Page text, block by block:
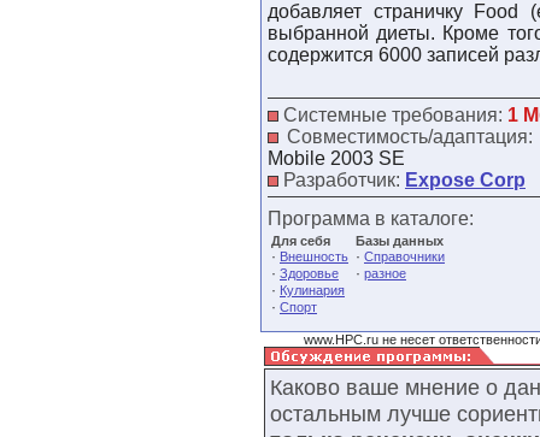
добавляет страничку Food
выбранной диеты. Кроме
содержится 6000 записей
Системные требования: 1
Совместимость/адаптация:
Mobile 2003 SE
Разработчик: Expose Corp
Программа в каталоге:
Для себя
· Внешность
· Здоровье
· Кулинария
· Спорт
Базы данных
· Справочники
· разное
www.HPC.ru не несет
Каково ваше мнение о
остальным лучше